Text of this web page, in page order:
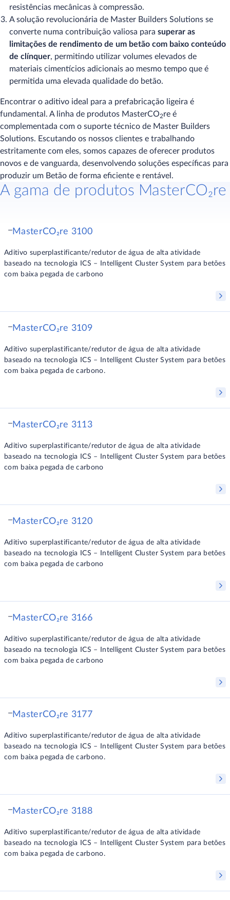
resistências mecânicas à compressão.
A solução revolucionária de Master Builders Solutions se
converte numa contribuição valiosa para superar as
limitações de rendimento de um betão com baixo conteúdo
de clínquer, permitindo utilizar volumes elevados de
materiais cimentícios adicionais ao mesmo tempo que é
permitida uma elevada qualidade do betão.
Encontrar o aditivo ideal para a prefabricação ligeira é
fundamental. A linha de produtos MasterCO2re é
complementada com o suporte técnico de Master Builders
Solutions. Escutando os nossos clientes e trabalhando
estritamente com eles, somos capazes de oferecer produtos
novos e de vanguarda, desenvolvendo soluções específicas para
produzir um Betão de forma eficiente e rentável.
A gama de produtos MasterCO₂re
MasterCO₂re 3100
Aditivo superplastificante/redutor de água de alta atividade
baseado na tecnologia ICS – Intelligent Cluster System para betões
com baixa pegada de carbono
MasterCO₂re 3109
Aditivo superplastificante/redutor de água de alta atividade
baseado na tecnologia ICS – Intelligent Cluster System para betões
com baixa pegada de carbono.
MasterCO₂re 3113
Aditivo superplastificante/redutor de água de alta atividade
baseado na tecnologia ICS – Intelligent Cluster System para betões
com baixa pegada de carbono
MasterCO₂re 3120
Aditivo superplastificante/redutor de água de alta atividade
baseado na tecnologia ICS – Intelligent Cluster System para betões
com baixa pegada de carbono
MasterCO₂re 3166
Aditivo superplastificante/redutor de água de alta atividade
baseado na tecnologia ICS – Intelligent Cluster System para betões
com baixa pegada de carbono
MasterCO₂re 3177
Aditivo superplastificante/redutor de água de alta atividade
baseado na tecnologia ICS – Intelligent Cluster System para betões
com baixa pegada de carbono.
MasterCO₂re 3188
Aditivo superplastificante/redutor de água de alta atividade
baseado na tecnologia ICS – Intelligent Cluster System para betões
com baixa pegada de carbono.